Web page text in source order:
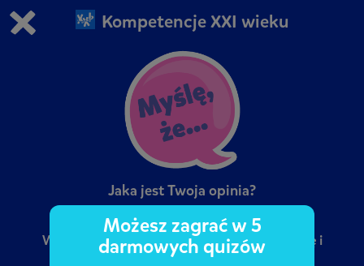
Grasz w wersję demonstracyjną Squli
Kup teraz!
0
Kompetencje XXI wieku
Jaka jest Twoja opinia?
W tej misji dowiesz się, co to znaczy mieć opinię i
jak przekonać innych do Twojego zdania.
Możesz zagrać w 5
darmowych quizów